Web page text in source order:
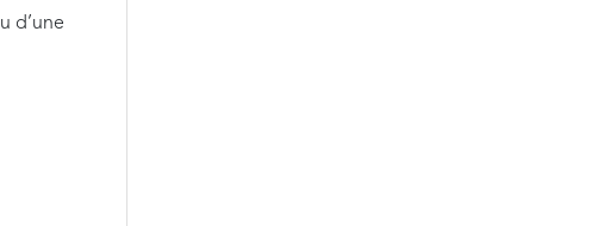
d’une